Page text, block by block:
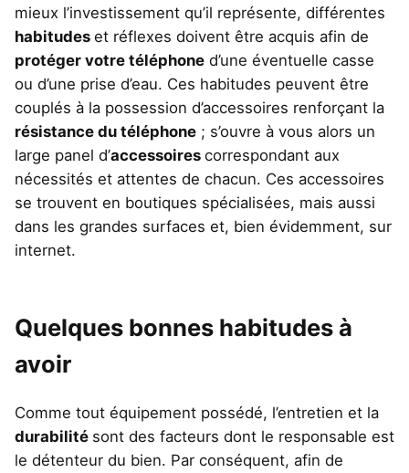
mieux l’investissement qu’il représente, différentes
habitudes et réflexes doivent être acquis afin de
protéger votre téléphone d’une éventuelle casse
ou d’une prise d’eau. Ces habitudes peuvent être
couplés à la possession d’accessoires renforçant la
résistance du téléphone ; s’ouvre à vous alors un
large panel d’accessoires correspondant aux
nécessités et attentes de chacun. Ces accessoires
se trouvent en boutiques spécialisées, mais aussi
dans les grandes surfaces et, bien évidemment, sur
internet.
Quelques bonnes habitudes à
avoir
Comme tout équipement possédé, l’entretien et la
durabilité sont des facteurs dont le responsable est
le détenteur du bien. Par conséquent, afin de